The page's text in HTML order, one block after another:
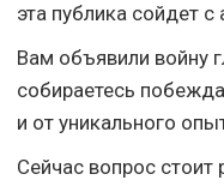
эта публика сойдет
Вам объявили войну
собираетесь
и от уникального
Сейчас вопрос